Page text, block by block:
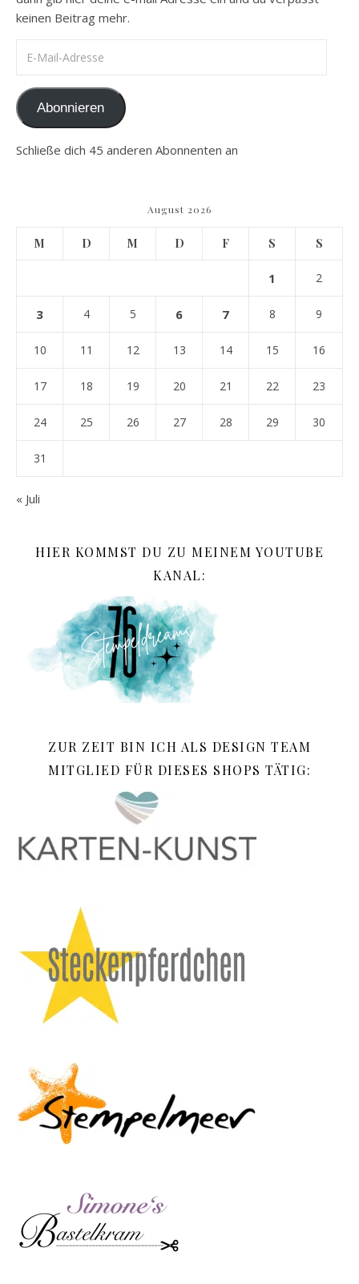
keinen Beitrag mehr.
Abonnieren
Schließe dich 45 anderen Abonnenten an
August 2026
M D M D F S S
1 2
3 4 5 6 7 8 9
10 11 12 13 14 15 16
17 18 19 20 21 22 23
24 25 26 27 28 29 30
31
« Juli
HIER KOMMST DU ZU MEINEM YOUTUBE
KANAL:
ZUR ZEIT BIN ICH ALS DESIGN TEAM
MITGLIED FÜR DIESES SHOPS TÄTIG: